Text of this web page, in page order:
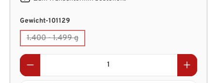
Gewicht-101129
1.400 - 1.499 g
(Diese Option ist zurzeit nicht verfügbar.)